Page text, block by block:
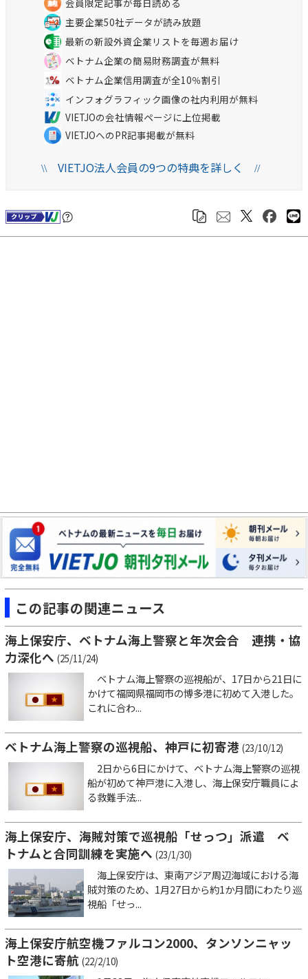
会員限定記事が毎日読める
主要企業50社データが読み放題
最新の新設外資企業リストを毎週お届け
ベトナム企業の簡易財務調査が無料
ベトナム企業信用調査が全10％割引
インフォグラフィック画像の社内利用が無料
VIETJOの会社情報ページに上位掲載
VIETJOへのPR記事掲載が無料
\\VIETJO法人会員の9つの特典を詳しく //
この記事の関連ニュース
海上保安庁、ベトナム海上警察と年次会合 連携・協
力深化へ (25/11/24)
ベトナム海上警察の巡視船が、17日から21日に
かけて福岡県福岡市の博多港に初めて入港した。
これに合わ...
ベトナム海上警察の巡視船、神戸に初寄港 (23/10/12)
2日から6日にかけて、ベトナム海上警察の巡視
船が初めて神戸港に入港し、海上保安庁職員によ
る救難手法...
海上保安庁、海賊対策で巡視船「せっつ」派遣 ベ
トナムと合同訓練を実施へ (23/1/30)
海上保安庁は、東南アジア周辺海域における海
賊対策のため、1月27日から約1か月間にわたり巡
視船「せっ...
海上保安庁航空機ファルコン2000、タンソンニャッ
ト空港に寄航 (22/2/10)